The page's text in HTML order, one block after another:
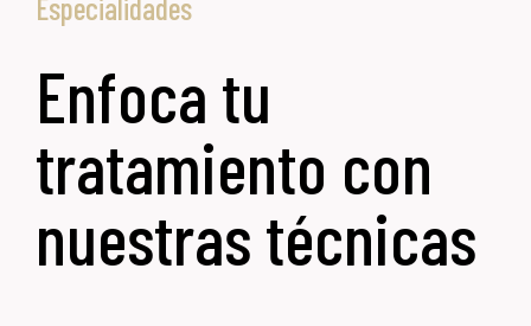
Especialidades
Enfoca tu
tratamiento con
nuestras técnicas